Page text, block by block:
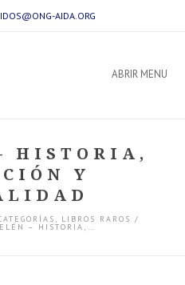
AIDA.ORG
ABRIR MENU
HISTORIA,
Y
LIBROS RAROS /
– HISTORIA,…